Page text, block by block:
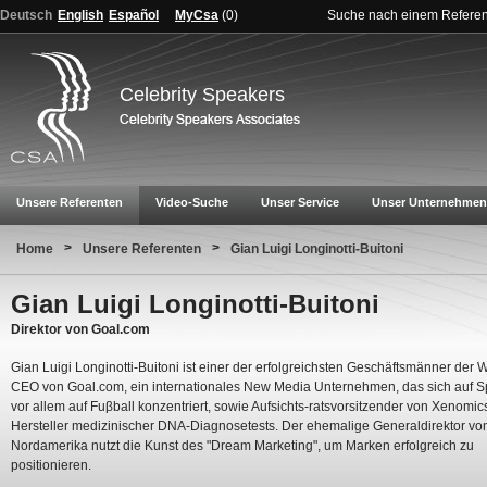
Deutsch English Español MyCsa (0) Suche nach einem
Celebrity Speakers
Unsere Referenten Video-Suche Unser Service Unser Unternehmen
Home > Unsere Referenten > Gian Luigi Longinotti-Buitoni
Gian Luigi Longinotti-Buitoni
Direktor von Goal.com
Gian Luigi Longinotti-Buitoni ist einer der erfolgreichsten Geschäftsmänner der
CEO von Goal.com, ein internationales New Media Unternehmen, das sich auf
vor allem auf Fuβball konzentriert, sowie Aufsichts-ratsvorsitzender von
Hersteller medizinischer DNA-Diagnosetests. Der ehemalige Generaldirektor
Nordamerika nutzt die Kunst des "Dream Marketing", um Marken erfolgreich zu
positionieren.